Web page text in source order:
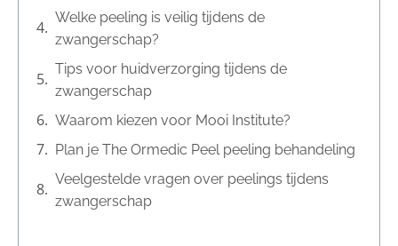
Welke peeling is veilig tijdens de
zwangerschap?
Tips voor huidverzorging tijdens de
zwangerschap
Waarom kiezen voor Mooi Institute?
Plan je The Ormedic Peel peeling behandeling
Veelgestelde vragen over peelings tijdens
zwangerschap